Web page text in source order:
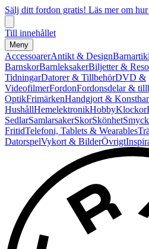
Sälj ditt fordon gratis! Läs mer om
Till innehållet
Meny
AccessoarerAntikt & Design
BarnskorBarnleksakerBiljetter &
TidningarDatorer & TillbehörDVD &
VideofilmerFordonFordonsdelar &
OptikFrimärkenHandgjort &
HushållHemelektronikHobbyKlockor
SedlarSamlarsakerSkorSkönhet
FritidTelefoni, Tablets & Wearables
DatorspelVykort & BilderÖvrigt